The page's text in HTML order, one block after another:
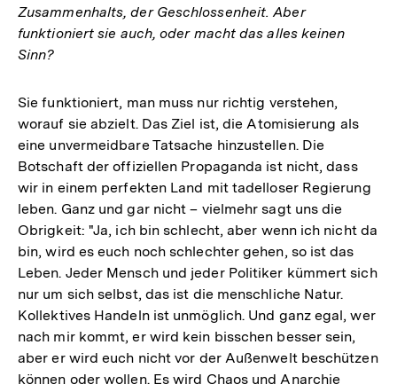
Zusammenhalts, der Geschlossenheit. Aber
funktioniert sie auch, oder macht das alles keinen
Sinn?
Sie funktioniert, man muss nur richtig verstehen,
worauf sie abzielt. Das Ziel ist, die Atomisierung als
eine unvermeidbare Tatsache hinzustellen. Die
Botschaft der offiziellen Propaganda ist nicht, dass
wir in einem perfekten Land mit tadelloser Regierung
leben. Ganz und gar nicht – vielmehr sagt uns die
Obrigkeit: "Ja, ich bin schlecht, aber wenn ich nicht da
bin, wird es euch noch schlechter gehen, so ist das
Leben. Jeder Mensch und jeder Politiker kümmert sich
nur um sich selbst, das ist die menschliche Natur.
Kollektives Handeln ist unmöglich. Und ganz egal, wer
nach mir kommt, er wird kein bisschen besser sein,
aber er wird euch nicht vor der Außenwelt beschützen
können oder wollen. Es wird Chaos und Anarchie